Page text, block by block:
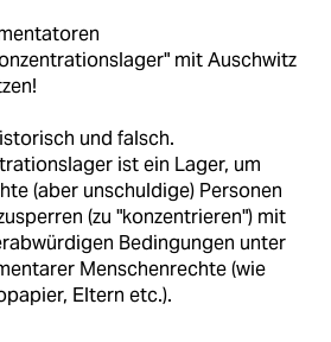
mit Auschwitz
und falsch.
ist ein Lager, um
(aber unschuldige) Personen
(zu "konzentrieren") mit
Bedingungen unter
Menschenrechte (wie
Eltern etc.).